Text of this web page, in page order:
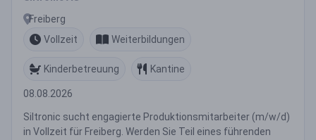
Freiberg
Vollzeit
Weiterbildungen
Kinderbetreuung Kantine
08.08.2026
Siltronic sucht engagierte Produktionsmitarbeiter (m/w/d)
in Vollzeit für Freiberg. Werden Sie Teil eines führenden